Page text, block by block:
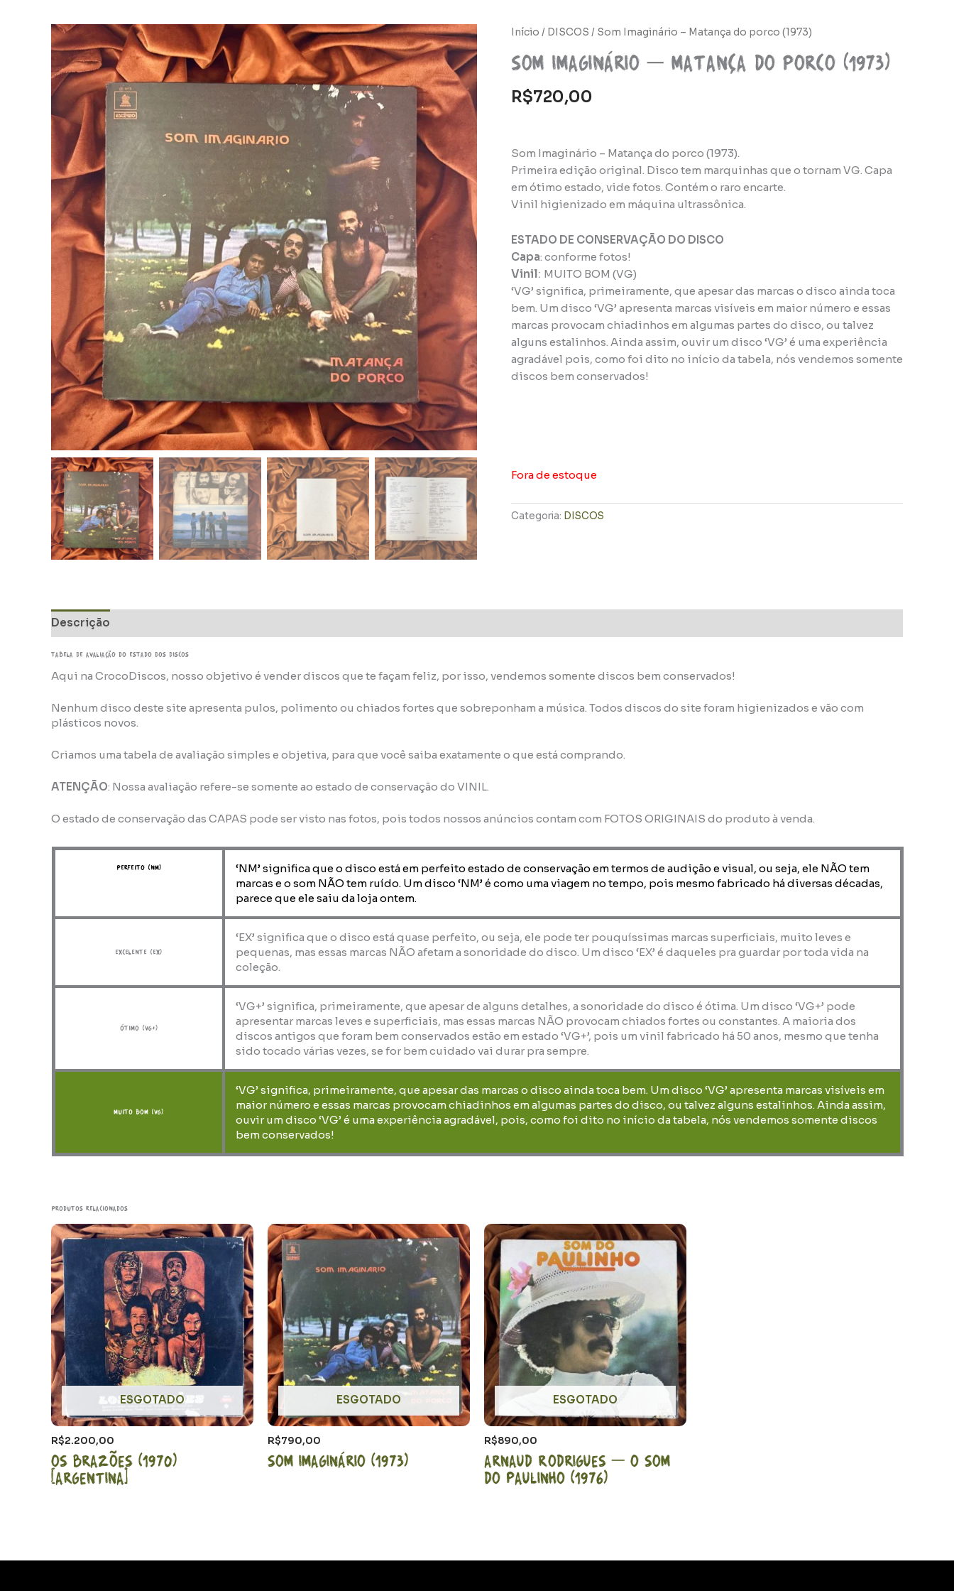
Início / DISCOS / Som Imaginário – Matança do porco (1973)
Som Imaginário – Matança do porco (1973)
R$720,00
Som Imaginário – Matança do porco (1973).
Primeira edição original. Disco tem marquinhas que o tornam VG. Capa
em ótimo estado, vide fotos. Contém o raro encarte.
Vinil higienizado em máquina ultrassônica.
ESTADO DE CONSERVAÇÃO DO DISCO
Capa: conforme fotos!
Vinil: MUITO BOM (VG)
‘VG’ significa, primeiramente, que apesar das marcas o disco ainda toca
bem. Um disco ‘VG’ apresenta marcas visíveis em maior número e essas
marcas provocam chiadinhos em algumas partes do disco, ou talvez
alguns estalinhos. Ainda assim, ouvir um disco ‘VG’ é uma experiência
agradável pois, como foi dito no início da tabela, nós vendemos somente
discos bem conservados!
Fora de estoque
Categoria: DISCOS
Descrição
TABELA DE AVALIAÇÃo do estado dos discos
Aqui na CrocoDiscos, nosso objetivo é vender discos que te façam feliz, por isso, vendemos somente discos bem conservados!
Nenhum disco deste site apresenta pulos, polimento ou chiados fortes que sobreponham a música. Todos discos do site foram higienizados e vão com
plásticos novos.
Criamos uma tabela de avaliação simples e objetiva, para que você saiba exatamente o que está comprando.
ATENÇÃO: Nossa avaliação refere-se somente ao estado de conservação do VINIL.
O estado de conservação das CAPAS pode ser visto nas fotos, pois todos nossos anúncios contam com FOTOS ORIGINAIS do produto à venda.
perfeito (NM)
‘NM’ significa que o disco está em perfeito estado de conservação em termos de audição e visual, ou seja, ele NÃO tem
marcas e o som NÃO tem ruído. Um disco ‘NM’ é como uma viagem no tempo, pois mesmo fabricado há diversas décadas,
parece que ele saiu da loja ontem.
Excelente (EX)
‘EX’ significa que o disco está quase perfeito, ou seja, ele pode ter pouquíssimas marcas superficiais, muito leves e
pequenas, mas essas marcas NÃO afetam a sonoridade do disco. Um disco ‘EX’ é daqueles pra guardar por toda vida na
coleção.
ótimo (VG+)
‘VG+’ significa, primeiramente, que apesar de alguns detalhes, a sonoridade do disco é ótima. Um disco ‘VG+’ pode
apresentar marcas leves e superficiais, mas essas marcas NÃO provocam chiados fortes ou constantes. A maioria dos
discos antigos que foram bem conservados estão em estado ‘VG+’, pois um vinil fabricado há 50 anos, mesmo que tenha
sido tocado várias vezes, se for bem cuidado vai durar pra sempre.
muito bom (VG)
‘VG’ significa, primeiramente, que apesar das marcas o disco ainda toca bem. Um disco ‘VG’ apresenta marcas visíveis em
maior número e essas marcas provocam chiadinhos em algumas partes do disco, ou talvez alguns estalinhos. Ainda assim,
ouvir um disco ‘VG’ é uma experiência agradável, pois, como foi dito no início da tabela, nós vendemos somente discos
bem conservados!
Produtos relacionados
ESGOTADO
R$2.200,00
Os Brazões (1970)
[Argentina]
ESGOTADO
R$790,00
Som Imaginário (1973)
ESGOTADO
R$890,00
Arnaud Rodrigues – O som
do Paulinho (1976)